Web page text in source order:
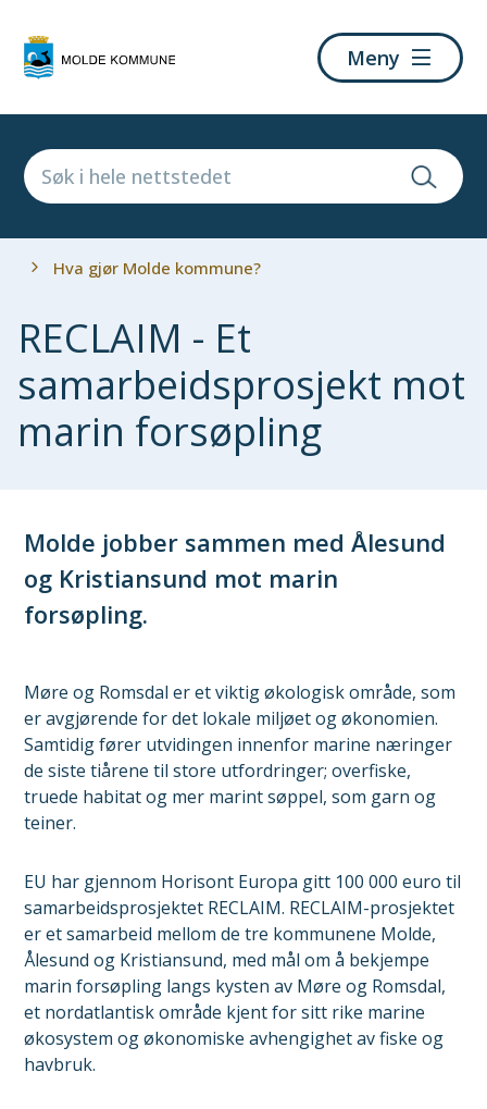
kommune
Meny
Du
Hva gjør Molde kommune?
RECLAIM - Et
samarbeidsprosjekt mot
marin forsøpling
Molde jobber sammen med Ålesund
og Kristiansund mot marin
forsøpling.
Møre og Romsdal er et viktig økologisk område, som
er avgjørende for det lokale miljøet og økonomien.
Samtidig fører utvidingen innenfor marine næringer
de siste tiårene til store utfordringer; overfiske,
truede habitat og mer marint søppel, som garn og
teiner.
EU har gjennom Horisont Europa gitt 100 000 euro til
samarbeidsprosjektet RECLAIM. RECLAIM-prosjektet
er et samarbeid mellom de tre kommunene Molde,
Ålesund og Kristiansund, med mål om å bekjempe
marin forsøpling langs kysten av Møre og Romsdal,
et nordatlantisk område kjent for sitt rike marine
økosystem og økonomiske avhengighet av fiske og
havbruk.